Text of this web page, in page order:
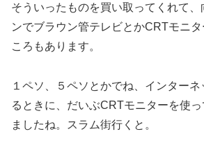
そういったものを買い取ってくれて
ンでブラウン管テレビとかCRTモニ
ころもあります。
１ペソ、５ペソとかでね、インター
るときに、だいぶCRTモニターを使
ましたね。スラム街行くと。